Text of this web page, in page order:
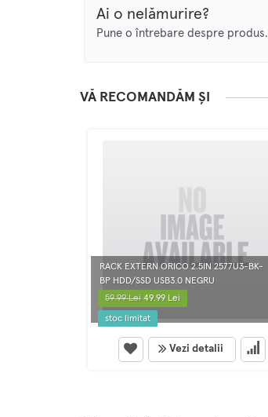
Ai o nelămurire?
Pune o întrebare despre produs.
VĂ RECOMANDĂM ȘI
RACK EXTERN ORICO 2.5IN 2577U3-BK-
BP HDD/SSD USB3.0 NEGRU
59.99 Lei49.99 Lei
stoc limitat
Vezi detalii